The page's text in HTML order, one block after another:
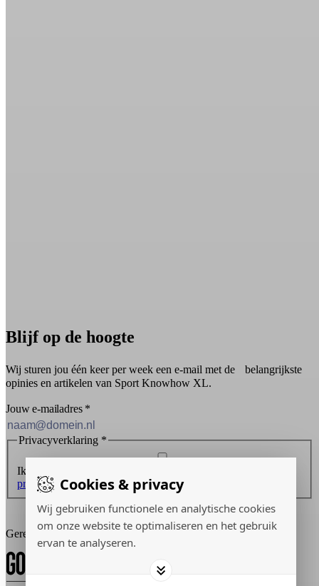
Cookies & privacy
Wij gebruiken functionele en analytische cookies
om onze website te optimaliseren en het gebruik
ervan te analyseren.
Blijf op de hoogte
Wij sturen jou één keer per week een e-mail met de belangrijkste
opinies en artikelen van Sport Knowhow XL.
Jouw e-mailadres *
Privacyverklaring *
Ik ontvang graag de nieuwsbrief en ga akkoord met de
privacyverklaring.
Inschrijven
Gerealiseerd door: